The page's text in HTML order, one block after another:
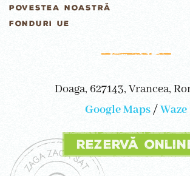
POVESTEA NOASTRĂ
FONDURI UE
Doaga, 627143, Vrancea,
Google Maps/Waze
Rezervă